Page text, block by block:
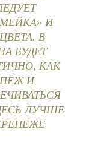
И
В
БУДЕТ
КАК
И
ЛУЧШЕ